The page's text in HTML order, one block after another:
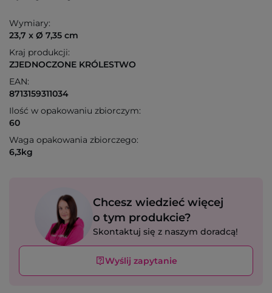
Wymiary:
23,7 x Ø 7,35 cm
Kraj produkcji:
ZJEDNOCZONE KRÓLESTWO
EAN:
8713159311034
Ilość w opakowaniu zbiorczym:
60
Waga opakowania zbiorczego:
6,3kg
Chcesz wiedzieć więcej
o tym produkcie?
Skontaktuj się z naszym doradcą!
Wyślij zapytanie